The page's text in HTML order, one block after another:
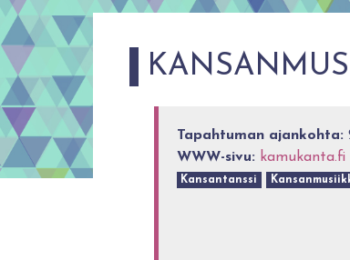
Tapahtuman ajankohta:
WWW-sivu: kamukanta.fi
Kansantanssi